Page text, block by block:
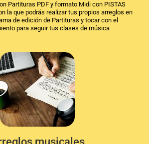
Partituras PDF y formato Midi con PISTAS
la que podrás realizar tus propios arreglos en
de edición de Partituras y tocar con el
para seguir tus clases de música